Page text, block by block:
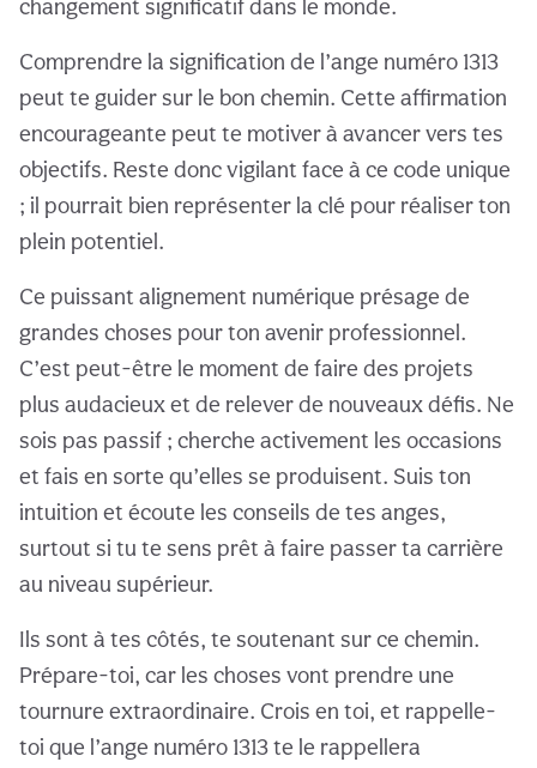
changement significatif dans le monde.
Comprendre la signification de l’ange numéro 1313
peut te guider sur le bon chemin. Cette affirmation
encourageante peut te motiver à avancer vers tes
objectifs. Reste donc vigilant face à ce code unique
; il pourrait bien représenter la clé pour réaliser ton
plein potentiel.
Ce puissant alignement numérique présage de
grandes choses pour ton avenir professionnel.
C’est peut-être le moment de faire des projets
plus audacieux et de relever de nouveaux défis. Ne
sois pas passif ; cherche activement les occasions
et fais en sorte qu’elles se produisent. Suis ton
intuition et écoute les conseils de tes anges,
surtout si tu te sens prêt à faire passer ta carrière
au niveau supérieur.
Ils sont à tes côtés, te soutenant sur ce chemin.
Prépare-toi, car les choses vont prendre une
tournure extraordinaire. Crois en toi, et rappelle-
toi que l’ange numéro 1313 te le rappellera